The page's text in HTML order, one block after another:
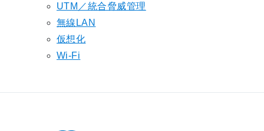
UTM／統合脅威管理
無線LAN
仮想化
Wi-Fi